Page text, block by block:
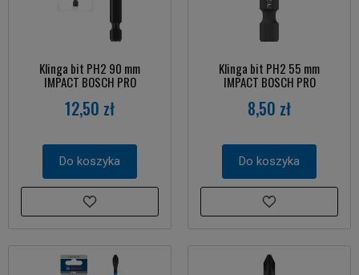
Klinga bit PH2 90 mm
IMPACT BOSCH PRO
12,50 zł
Do koszyka
Klinga bit PH2 55 mm
IMPACT BOSCH PRO
8,50 zł
Do koszyka